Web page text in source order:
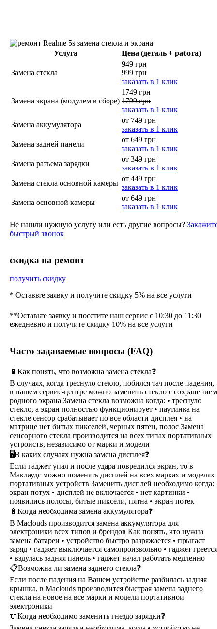
Услуга Цена (деталь + работа)
Замена стекла
949 грн
999 грн
заказать в 1 клик
Замена экрана (модулем в сборе)
1749 грн
1799 грн
заказать в 1 клик
Замена аккумулятора
от 749 грн
заказать в 1 клик
Замена задней панели
от 649 грн
заказать в 1 клик
Замена разъема зарядки
от 349 грн
заказать в 1 клик
Замена стекла основной камеры
от 449 грн
заказать в 1 клик
Замена основной камеры
от 649 грн
заказать в 1 клик
Не нашли нужную услугу или есть другие вопросы?
быстрый звонок
cкидка на ремонт
получить скидку
* Оставьте заявку и получите скидку 5% на все услуги
**Оставьте заявку и посетите наш сервис с 10:30 до 11:30
ежедневно и получите скидку 10% на все услуги
Часто задаваемые вопросы (FAQ)
📱Как понять, что возможна замена стекла❓
В случаях, когда треснуло стекло, побился тач после падения,
в нашем сервис-центре можно заменить стекло с сохранением
родного экрана Замена стекла возможна когда: • треснуло
стекло, а экран полностью функционирует • паутинка на
стекле сенсор срабатывает по все области дисплея • на
матрице нет битых пикселей, черных пятен, полос Замена
сенсорного стекла производится на всех типах портативных
устройств, независимо от марки и модели
🖥В каких случаях нужна замена дисплея❓
Если гаджет упал и после удара повредился экран, то в
Маклаудс можно поменять дисплей на всех марках и моделях
портативных устройств Заменить дисплей необходимо когда:
экран потух • дисплей не включается • нет картинки •
появились полосы, битые пиксели, пятна • экран потек
🔋Когда необходима замена аккумулятора❓
В Maclouds производится замена аккумулятора для
электроники всех типов и брендов Как понять, что нужна
замена батареи • устройство быстро разряжается • прыгает
заряд • гаджет выключается самопроизвольно • гаджет греется
• вздулась задняя панель • гаджет начал работать медленно
📋Возможна ли замена заднего стекла❓
Если после падения на Вашем устройстве разбилась задняя
крышка, в Maclouds производится быстрая замена заднего
стекла на новое на все марки и модели портативной
электроники
🔌Когда необходимо заменить гнездо зарядки❓